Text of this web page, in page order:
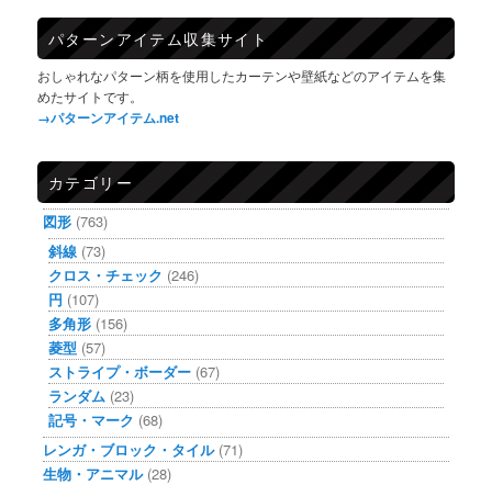
パターンアイテム収集サイト
おしゃれなパターン柄を使用したカーテンや壁紙などのアイテムを集
めたサイトです。
→パターンアイテム.net
カテゴリー
図形 (763)
斜線 (73)
クロス・チェック (246)
円 (107)
多角形 (156)
菱型 (57)
ストライプ・ボーダー (67)
ランダム (23)
記号・マーク (68)
レンガ・ブロック・タイル(71)
生物・アニマル(28)